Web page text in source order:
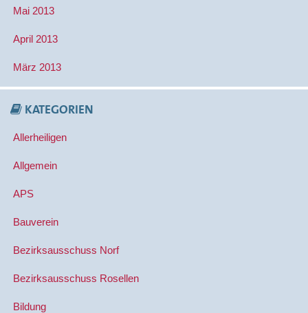
Mai 2013
April 2013
März 2013
KATEGORIEN
Allerheiligen
Allgemein
APS
Bauverein
Bezirksausschuss Norf
Bezirksausschuss Rosellen
Bildung